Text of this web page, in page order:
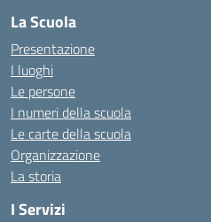
La Scuola
Presentazione
I luoghi
Le persone
I numeri della scuola
Le carte della scuola
Organizzazione
La storia
I Servizi